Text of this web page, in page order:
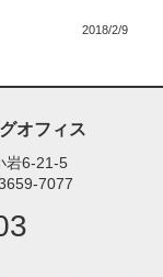
2018/2/9
オフィス
岩6-21-5
7077